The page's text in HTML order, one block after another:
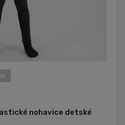
nohavice detské